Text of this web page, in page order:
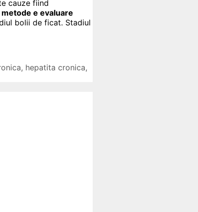
cauze fiind
e evaluare
bolii de ficat. Stadiul
, hepatita cronica,